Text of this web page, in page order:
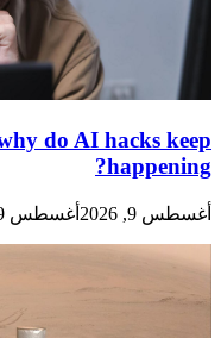
do AI hacks keep
happening?
أغسطس 9, 2026 أغسطس 9, 2026